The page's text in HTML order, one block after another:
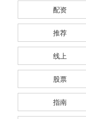
配资
推荐
线上
股票
指南